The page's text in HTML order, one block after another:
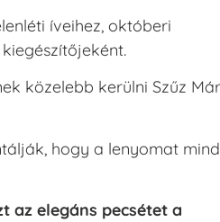
íveihez, októberi
közelebb kerülni Szűz
hogy a lenyomat
az elegáns pecsétet a